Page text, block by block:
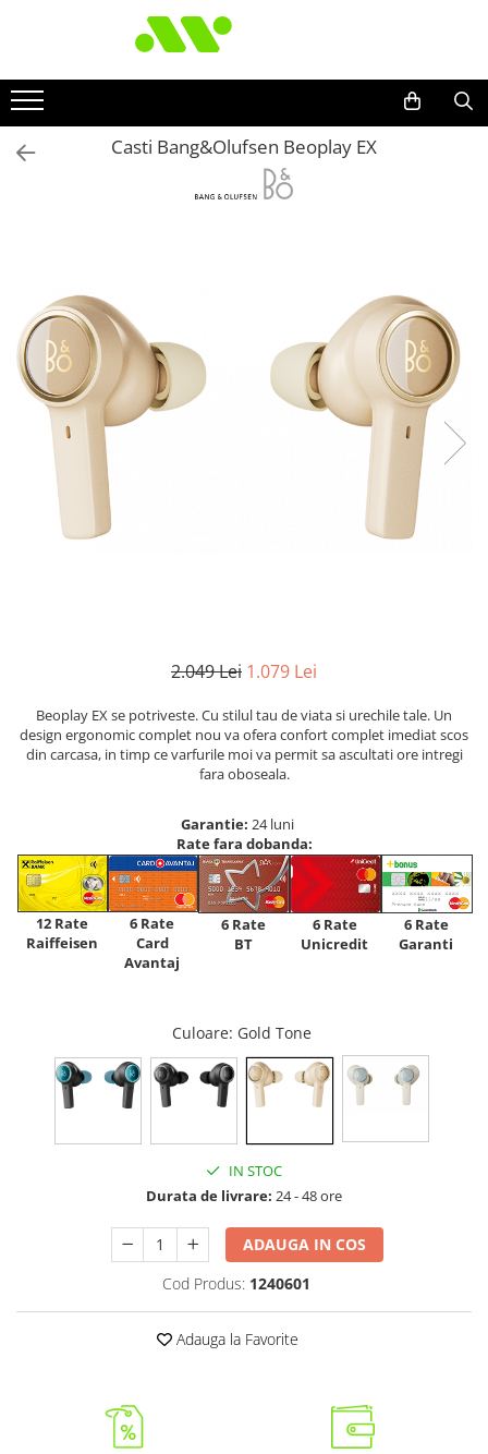
Casti Bang&Olufsen Beoplay EX
2.049 Lei 1.079 Lei
Beoplay EX se potriveste. Cu stilul tau de viata si urechile tale. Un
design ergonomic complet nou va ofera confort complet imediat scos
din carcasa, in timp ce varfurile moi va permit sa ascultati ore intregi
fara oboseala.
Garantie: 24 luni
Rate fara dobanda:
12 Rate
Raiffeisen
6 Rate
Card
Avantaj
6 Rate
BT
6 Rate
Unicredit
6 Rate
Garanti
Culoare: Gold Tone
IN STOC
Durata de livrare: 24 - 48 ore
ADAUGA IN COS
Cod Produs: 1240601
Adauga la Favorite